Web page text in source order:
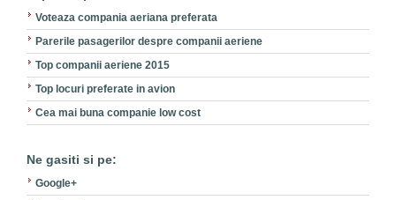
Voteaza compania aeriana preferata
Parerile pasagerilor despre companii aeriene
Top companii aeriene 2015
Top locuri preferate in avion
Cea mai buna companie low cost
Ne gasiti si pe:
Google+